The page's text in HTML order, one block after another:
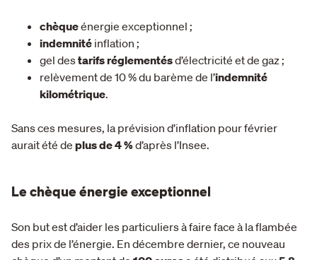
chèqueénergie exceptionnel ;
indemnité inflation ;
gel destarifs réglementésd’électricité et de gaz ;
relèvement de 10 % du barème de l’indemnité
kilométrique.
Sans ces mesures, la prévision d’inflation pour février
aurait été de plus de 4 %d’après l’Insee.
Le chèque énergie exceptionnel
Son but est d’aider les particuliers à faire face à la flambée
des prix de l’énergie. En décembre dernier, ce nouveau